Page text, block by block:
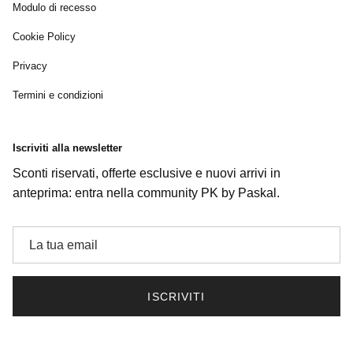
Modulo di recesso
Cookie Policy
Privacy
Termini e condizioni
Iscriviti alla newsletter
Sconti riservati, offerte esclusive e nuovi arrivi in
anteprima: entra nella community PK by Paskal.
ISCRIVITI